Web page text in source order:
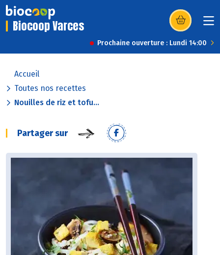
Biocoop Varces (s’ouvre dans
Prochaine ouverture : Lundi 14:00
Accueil
Toutes nos recettes
Nouilles de riz et tofu...
Partager sur